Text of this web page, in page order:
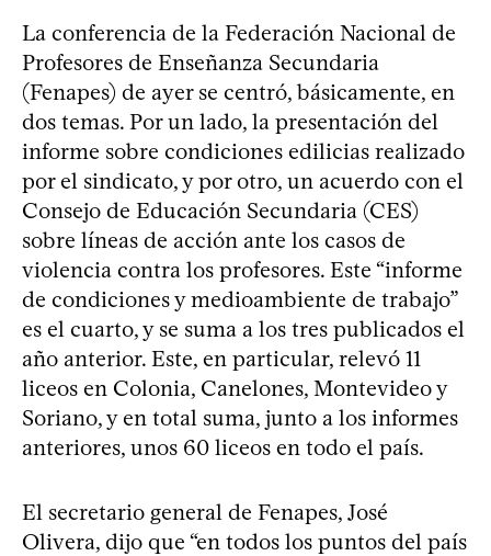
La conferencia de la Federación Nacional de
Profesores de Enseñanza Secundaria
(Fenapes) de ayer se centró, básicamente, en
dos temas. Por un lado, la presentación del
informe sobre condiciones edilicias realizado
por el sindicato, y por otro, un acuerdo con el
Consejo de Educación Secundaria (CES)
sobre líneas de acción ante los casos de
violencia contra los profesores. Este “informe
de condiciones y medioambiente de trabajo”
es el cuarto, y se suma a los tres publicados el
año anterior. Este, en particular, relevó 11
liceos en Colonia, Canelones, Montevideo y
Soriano, y en total suma, junto a los informes
anteriores, unos 60 liceos en todo el país.
El secretario general de Fenapes, José
Olivera, dijo que “en todos los puntos del país